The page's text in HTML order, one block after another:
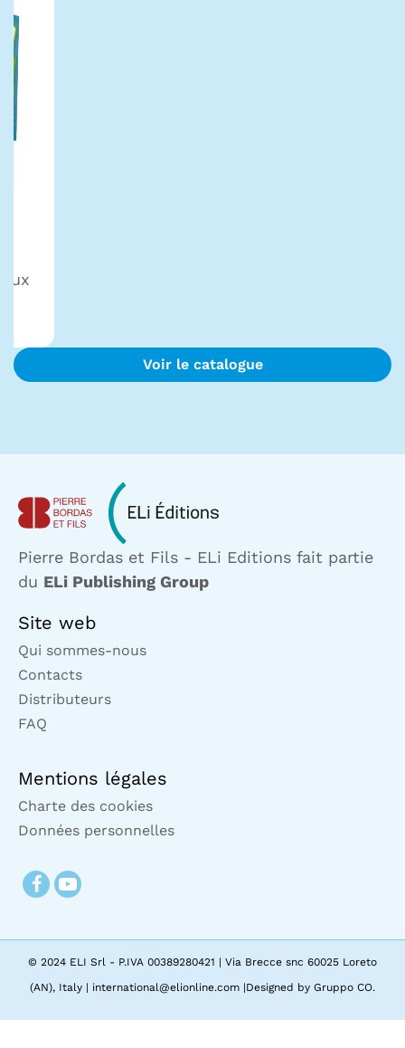
Voir le catalogue
Pierre Bordas et Fils - ELi Editions fait partie
du ELi Publishing Group
Site web
Qui sommes-nous
Contacts
Distributeurs
FAQ
Mentions légales
Charte des cookies
Données personnelles
© 2024 ELI Srl - P.IVA 00389280421 | Via Brecce snc 60025 Loreto
(AN), Italy | international@elionline.com |Designed by Gruppo CO.